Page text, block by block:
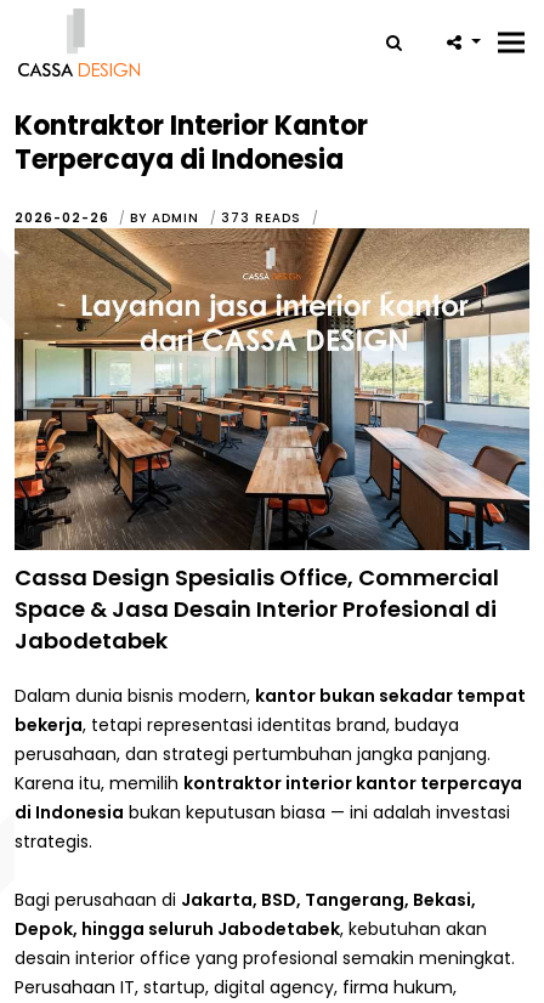
Kontraktor Interior Kantor
Terpercaya di Indonesia
2026-02-26 BY ADMIN 373 READS
Cassa Design Spesialis Office, Commercial
Space & Jasa Desain Interior Profesional di
Jabodetabek
Dalam dunia bisnis modern, kantor bukan sekadar tempat
bekerja, tetapi representasi identitas brand, budaya
perusahaan, dan strategi pertumbuhan jangka panjang.
Karena itu, memilih kontraktor interior kantor terpercaya
di Indonesia bukan keputusan biasa — ini adalah investasi
strategis.
Bagi perusahaan di Jakarta, BSD, Tangerang, Bekasi,
Depok, hingga seluruh Jabodetabek, kebutuhan akan
desain interior office yang profesional semakin meningkat.
Perusahaan IT, startup, digital agency, firma hukum,